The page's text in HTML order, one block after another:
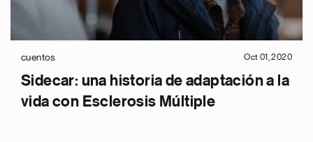
cuentos Oct 01, 2020
Sidecar: una historia de adaptación a la
vida con Esclerosis Múltiple